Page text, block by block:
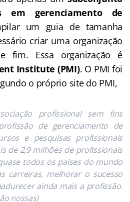
em gerenciamento de
um guia de tamanha
criar uma organização
fim. Essa organização é
Institute (PMI). O PMI foi
o próprio site do PMI,
profissional sem fins
de gerenciamento de
e pesquisas profissionais
de 2,9 milhões de profissionais
todos os países do mundo
carreiras, melhorar o sucesso
ainda mais a profissão.
nossas)